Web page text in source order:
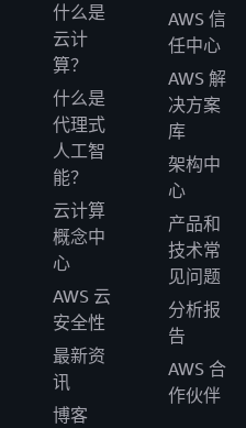
什么是
云计
算？
什么是
代理式
人工智
能？
云计算
概念中
心
AWS 云
安全性
最新资
讯
博客
AWS 信
任中心
AWS 解
决方案
库
架构中
心
产品和
技术常
见问题
分析报
告
AWS 合
作伙伴